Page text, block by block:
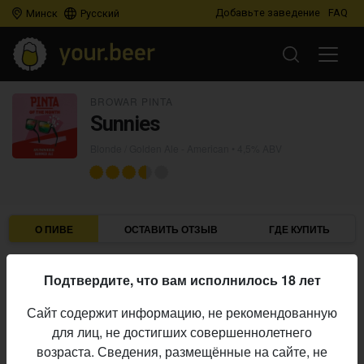
Минск Русский Добавьте заведение FAQ
Sunnies
О ПИВЕ ОСТАВИТЬ ОТЗЫВ ГДЕ КУПИТЬ
Пивоварня:
Алкоголь:
4,5%
Начало
выпуска:
18.05.2026
Подтвердите, что вам исполнилось 18 лет
Сайт содержит информацию, не рекомендованную
для лиц, не достигших совершеннолетнего
возраста. Сведения, размещённые на сайте, не